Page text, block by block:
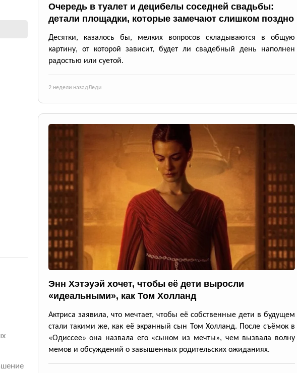
Очередь в туалет и децибелы соседней свадьбы:
детали площадки, которые замечают слишком поздно
Десятки, казалось бы, мелких вопросов складываются в общую
картину, от которой зависит, будет ли свадебный день наполнен
радостью или суетой.
2 недели назадЛеди
Энн Хэтэуэй хочет, чтобы её дети выросли
«идеальными», как Том Холланд
Актриса заявила, что мечтает, чтобы её собственные дети в будущем
стали такими же, как её экранный сын Том Холланд. После съёмок в
«Одиссее» она назвала его «сыном из мечты», чем вызвала волну
мемов и обсуждений о завышенных родительских ожиданиях.